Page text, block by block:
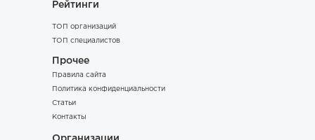
Рейтинги
ТОП организаций
ТОП специалистов
Прочее
Правила сайта
Политика конфиденциальности
Статьи
Контакты